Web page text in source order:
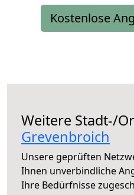
Kostenlose
Weitere Stadt-/
Grevenbroich
Unsere geprüften
Ihnen unverbindliche
Ihre Bedürfnisse